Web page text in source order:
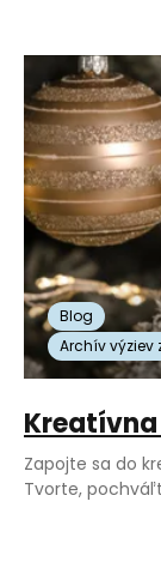
Blog
Archív výziev
Zapojte sa do
Tvorte,